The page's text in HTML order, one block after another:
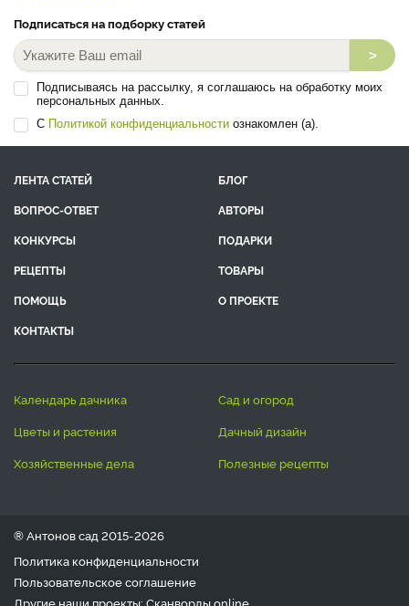
Подписаться на подборку статей
>
Подписываясь на рассылку, я соглашаюсь на обработку моих
персональных данных.
С Политикой конфиденциальности ознакомлен (а).
ЛЕНТА СТАТЕЙ
БЛОГ
ВОПРОС-ОТВЕТ
АВТОРЫ
КОНКУРСЫ
ПОДАРКИ
РЕЦЕПТЫ
ТОВАРЫ
ПОМОЩЬ
О ПРОЕКТЕ
КОНТАКТЫ
календарь дачника
сад и огород
цветы и растения
дачный дизайн
хозяйственные дела
полезные рецепты
® Антонов сад 2015-2026
Политика конфиденциальности
Пользовательское соглашение
Другие наши проекты: Сканвордыonline